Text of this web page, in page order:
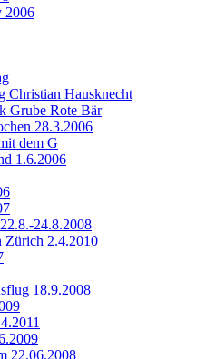
2006
Christian Hausknecht
Grube Rote Bär
28.3.2006
dem G
1.6.2006
24.8.2008
Zürich 2.4.2010
18.9.2008
22.06.2008